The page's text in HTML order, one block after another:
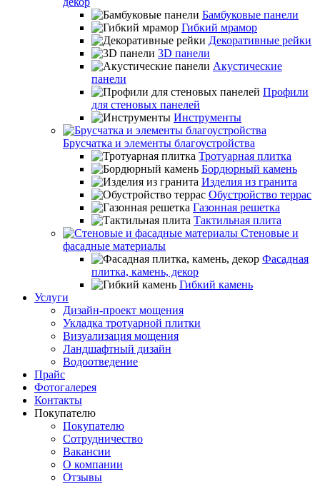
Бамбуковые панели
Гибкий мрамор
Декоративные рейки
3D панели
Акустические
панели
Профили
для стеновых панелей
Инструменты
Брусчатка и элементы благоустройства
Тротуарная плитка
Бордюрный камень
Изделия из гранита
Обустройство террас
Газонная решетка
Тактильная плита
Стеновые и
фасадные материалы
Фасадная
плитка, камень, декор
Гибкий камень
Услуги
Дизайн-проект мощения
Укладка тротуарной плитки
Визуализация мощения
Ландшафтный дизайн
Водоотведение
Прайс
Фотогалерея
Контакты
Покупателю
Покупателю
Сотрудничество
Вакансии
О компании
Отзывы